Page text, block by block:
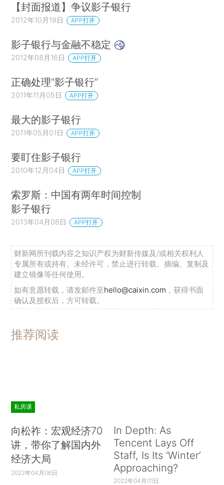
【封面报道】争议影子银行
2012年10月19日 APP打开
影子银行与金融不稳定
2012年08月16日 APP打开
正确处理“影子银行”
2011年11月05日 APP打开
最大的影子银行
2011年05月01日 APP打开
要盯住影子银行
2010年12月04日 APP打开
索罗斯：中国有两年时间控制
影子银行
2013年04月08日 APP打开
财新网所刊载内容之知识产权为财新传媒及/或相关权利人
专属所有或持有。未经许可，禁止进行转载、摘编、复制及
建立镜像等任何使用。
如有意愿转载，请发邮件至hello@caixin.com ，获得书面
确认及授权后，方可转载。
推荐阅读
私房课
向松祚：宏观经济70
讲，带你了解国内外
经济大局
2022年04月06日
In Depth: As
Tencent Lays Off
Staff, Is Its ‘Winter’
Approaching?
2022年04月01日